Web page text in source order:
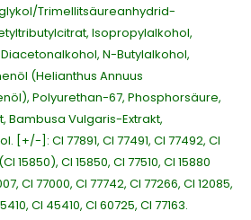
Trimellitsäureanhydrid-
Isopropylalkohol,
N-Butylalkohol,
(Helianthus Annuus
Polyurethan-67, Phosphorsäure,
Bambusa Vulgaris-Extrakt,
[+/-]: CI 77891, CI 77491, CI 77492, CI
15850), CI 15850, CI 77510, CI 15880
CI 77000, CI 77742, CI 77266, CI 12085,
CI 45410, CI 60725, CI 77163.